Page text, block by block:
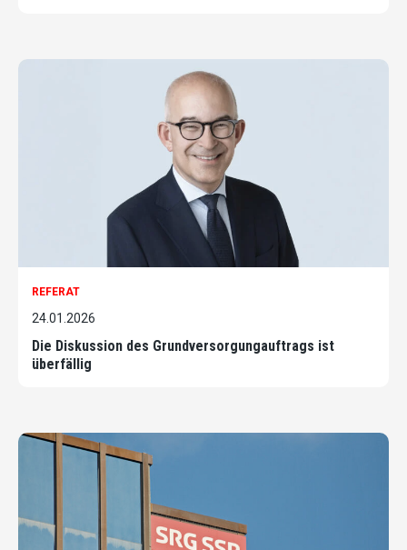
REFERAT
24.01.2026
Die Diskussion des Grundversorgungauftrags ist
überfällig